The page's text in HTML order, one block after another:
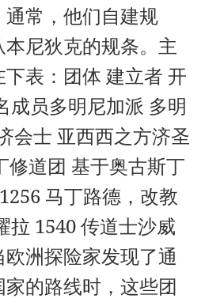
常，他们自建规
尼狄克的规条。主
表：团体 建立者 开
成员多明尼加派 多明
会士 亚西西之方济圣
修道团 基于奥古斯丁
马丁路德，改教
拉 1540 传道士沙威
洲探险家发现了通
的路线时，这些团